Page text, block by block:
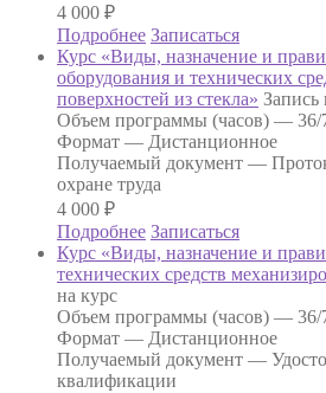
4 000 ₽
Подробнее Записаться
Курс «Виды, назначение и
оборудования и технических
поверхностей из стекла» Запись
Объем программы (часов) — 36/
Формат — Дистанционное
Получаемый документ —
охране труда
4 000 ₽
Подробнее Записаться
Курс «Виды, назначение и
технических средств
на курс
Объем программы (часов) — 36/
Формат — Дистанционное
Получаемый документ —
квалификации